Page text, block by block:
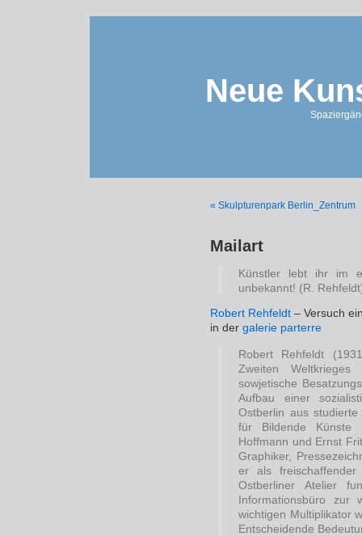
Neue
« Skulpturenpark Berlin_Zentrum
Mailart
Künstler lebt ihr im
unbekannt! (R.
Robert Rehfeldt – Versuch
in der galerie parterre
Robert Rehfeldt
Zweiten
sowjetische
Aufbau einer
Ostberlin aus
für Bildende Künste
Hoffmann und Ernst
Graphiker,
er als
Ostberliner Atelier
Informationsbüro zur
wichtigen Multiplikator
Entscheidende